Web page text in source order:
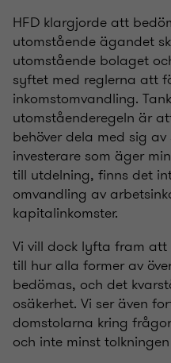
HFD klargjorde att
utomstående ägandet
utomstående bolaget
syftet med reglerna att
inkomstomvandling.
utomståenderegeln är
behöver dela med sig
investerare som äger
till utdelning, finns det
omvandling av
kapitalinkomster.
Vi vill dock lyfta fram
till hur alla former av
bedömas, och det
osäkerhet. Vi ser även
domstolarna kring
och inte minst